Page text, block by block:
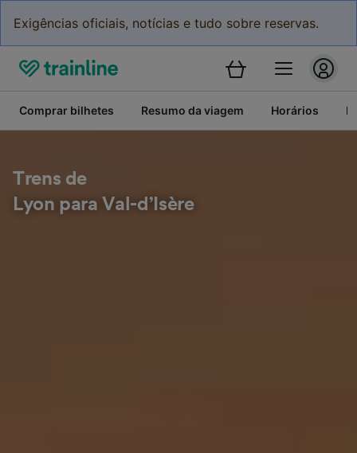
Exigências oficiais, notícias e tudo sobre reservas.
Comprar bilhetes Resumo da viagem Horários
Trens de
Lyon para Val-d’Isère